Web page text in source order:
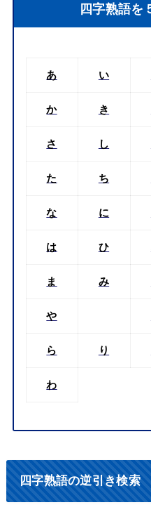
四字熟語を
あ い
か き
さ し
た ち
な に
は ひ
ま み
や
ら り
わ
四字熟語の逆引き検索